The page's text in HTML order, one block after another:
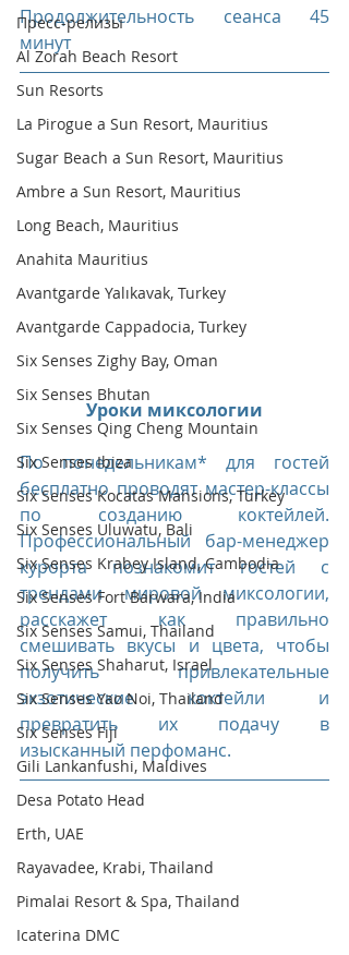
Пресс-релизы
Al Zorah Beach Resort
Sun Resorts
La Pirogue a Sun Resort, Mauritius
Sugar Beach a Sun Resort, Mauritius
Ambre a Sun Resort, Mauritius
Long Beach, Mauritius
Anahita Mauritius
Avantgarde Yalıkavak, Turkey
Avantgarde Cappadocia, Turkey
Six Senses Zighy Bay, Oman
Six Senses Bhutan
Six Senses Qing Cheng Mountain
Six Senses Ibiza
Six Senses Kocatas Mansions, Turkey
Six Senses Uluwatu, Bali
Six Senses Krabey Island, Cambodia
Six Senses Fort Barwara, India
Six Senses Samui, Thailand
Six Senses Shaharut, Israel
Six Senses Yao Noi, Thailand
Six Senses Fiji
Gili Lankanfushi, Maldives
Desa Potato Head
Erth, UAE
Rayavadee, Krabi, Thailand
Pimalai Resort & Spa, Thailand
Icaterina DMC
Продолжительность сеанса 45
минут
Уроки миксологии
По понедельникам* для гостей
бесплатно проводят мастер-классы
по созданию коктейлей.
Профессиональный бар-менеджер
курорта познакомит гостей с
трендами мировой миксологии,
расскажет как правильно
смешивать вкусы и цвета, чтобы
получить привлекательные
экзотические коктейли и
превратить их подачу в
изысканный перфоманс.